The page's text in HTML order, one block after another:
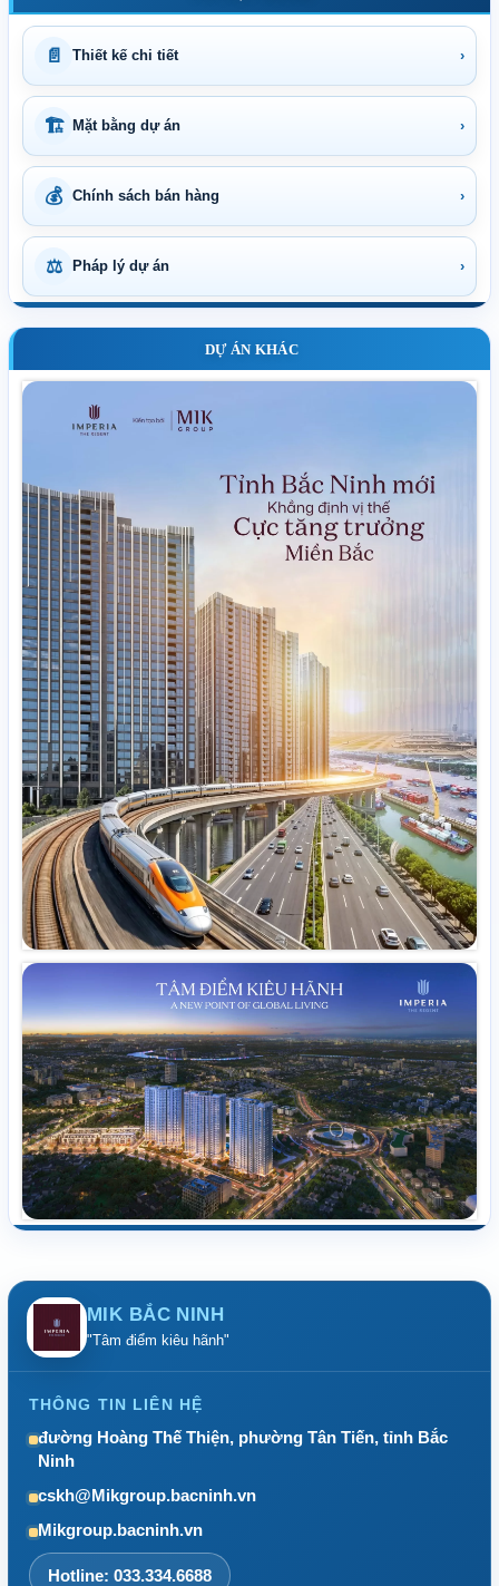
📄 Thiết kế chi tiết ›
🏗 Mặt bằng dự án ›
💰 Chính sách bán hàng ›
⚖ Pháp lý dự án ›
DỰ ÁN KHÁC
MIK BẮC NINH
"Tâm điểm kiêu hãnh"
THÔNG TIN LIÊN HỆ
đường Hoàng Thế Thiện, phường Tân Tiến, tỉnh Bắc
Ninh
cskh@Mikgroup.bacninh.vn
Mikgroup.bacninh.vn
Hotline: 033.334.6688